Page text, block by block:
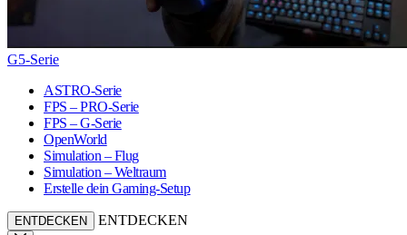
G5-Serie
ASTRO-Serie
FPS – PRO-Serie
FPS – G-Serie
OpenWorld
Simulation – Flug
Simulation – Weltraum
Erstelle dein Gaming-Setup
ENTDECKEN ENTDECKEN